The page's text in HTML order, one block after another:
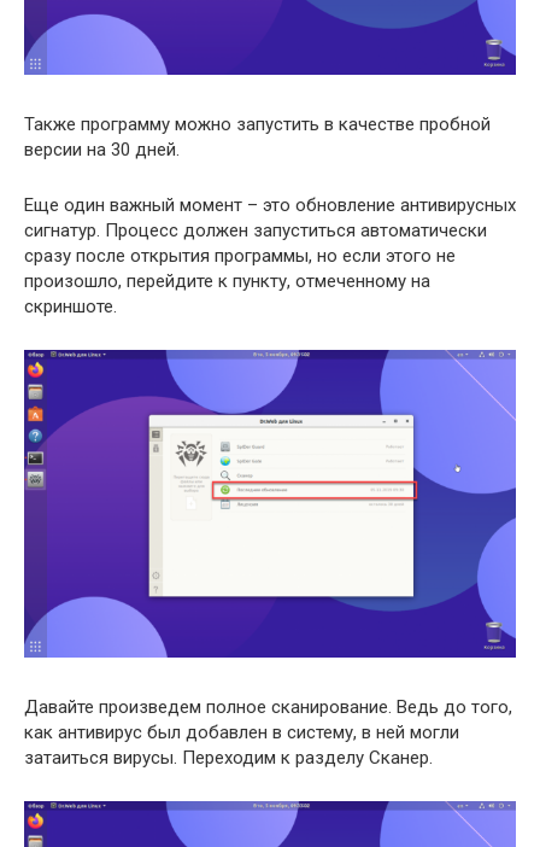
Также программу можно запустить в качестве пробной
версии на 30 дней.
Еще один важный момент – это обновление антивирусных
сигнатур. Процесс должен запуститься автоматически
сразу после открытия программы, но если этого не
произошло, перейдите к пункту, отмеченному на
скриншоте.
Давайте произведем полное сканирование. Ведь до того,
как антивирус был добавлен в систему, в ней могли
затаиться вирусы. Переходим к разделу Сканер.